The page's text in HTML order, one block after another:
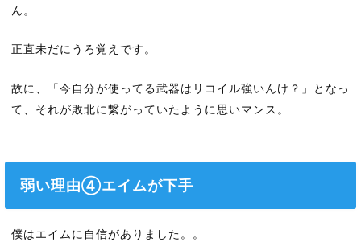
ん。
正直未だにうろ覚えです。
故に、「今自分が使ってる武器はリコイル強いんけ？」となっ
て、それが敗北に繋がっていたように思いマンス。
弱い理由④エイムが下手
僕はエイムに自信がありました。。